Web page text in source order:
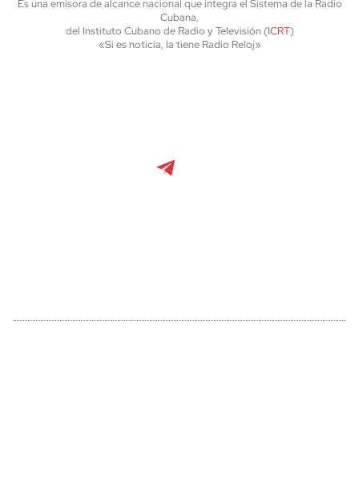
Es una emisora de alcance nacional que integra el Sistema de la Radio
Cubana,
del Instituto Cubano de Radio y Televisión (ICRT)
«Si es noticia, la tiene Radio Reloj»